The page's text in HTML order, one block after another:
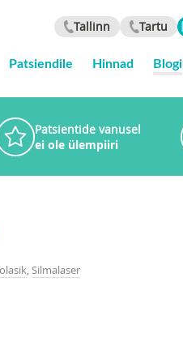
Tallinn Tartu
Patsiendile Hinnad Blogi
Patsientide vanusel
ei ole ülempiiri
, Silmalaser